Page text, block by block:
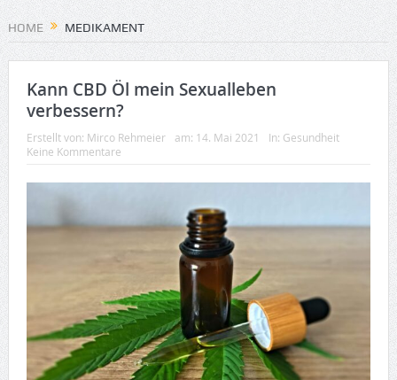
HOME MEDIKAMENT
Kann CBD Öl mein Sexualleben
verbessern?
Erstellt von: Mirco Rehmeier am: 14. Mai 2021 In: Gesundheit
Keine Kommentare